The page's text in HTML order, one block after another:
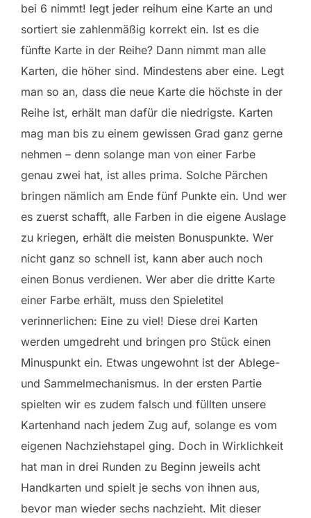
bei 6 nimmt! legt jeder reihum eine Karte an und
sortiert sie zahlenmäßig korrekt ein. Ist es die
fünfte Karte in der Reihe? Dann nimmt man alle
Karten, die höher sind. Mindestens aber eine. Legt
man so an, dass die neue Karte die höchste in der
Reihe ist, erhält man dafür die niedrigste. Karten
mag man bis zu einem gewissen Grad ganz gerne
nehmen – denn solange man von einer Farbe
genau zwei hat, ist alles prima. Solche Pärchen
bringen nämlich am Ende fünf Punkte ein. Und wer
es zuerst schafft, alle Farben in die eigene Auslage
zu kriegen, erhält die meisten Bonuspunkte. Wer
nicht ganz so schnell ist, kann aber auch noch
einen Bonus verdienen. Wer aber die dritte Karte
einer Farbe erhält, muss den Spieletitel
verinnerlichen: Eine zu viel! Diese drei Karten
werden umgedreht und bringen pro Stück einen
Minuspunkt ein. Etwas ungewohnt ist der Ablege-
und Sammelmechanismus. In der ersten Partie
spielten wir es zudem falsch und füllten unsere
Kartenhand nach jedem Zug auf, solange es vom
eigenen Nachziehstapel ging. Doch in Wirklichkeit
hat man in drei Runden zu Beginn jeweils acht
Handkarten und spielt je sechs von ihnen aus,
bevor man wieder sechs nachzieht. Mit dieser